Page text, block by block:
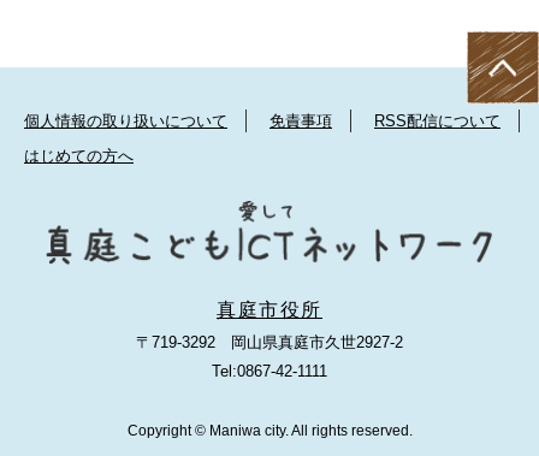
個人情報の取り扱いについて 免責事項
RSS配信について
はじめての方へ
真庭市役所
〒719-3292 岡山県真庭市久世2927-2
Tel:0867-42-1111
Copyright © Maniwa city. All rights reserved.